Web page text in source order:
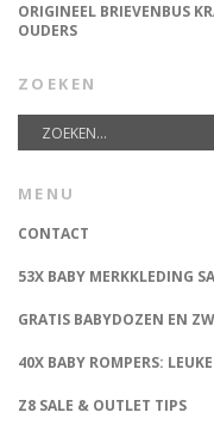
ORIGINEEL BRIEVENBUS
OUDERS
ZOEKEN
MENU
CONTACT
53X BABY MERKKLEDING
GRATIS BABYDOZEN EN
40X BABY ROMPERS:
Z8 SALE & OUTLET TIPS